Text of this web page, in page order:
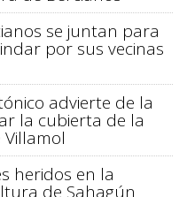
se juntan para
por sus vecinas
advierte de la
la cubierta de la
heridos en la
de Sahagún